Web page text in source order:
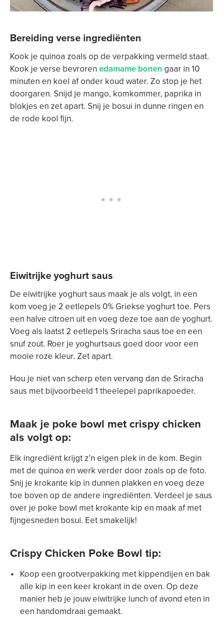
Bereiding verse ingrediënten
Kook je quinoa zoals op de verpakking vermeld staat.
Kook je verse bevroren edamame bonen gaar in 10
minuten en koel af onder koud water. Zo stop je het
doorgaren. Snijd je mango, komkommer, paprika in
blokjes en zet apart. Snij je bosui in dunne ringen en
de rode kool fijn.
Eiwitrijke yoghurt saus
De eiwitrijke yoghurt saus maak je als volgt, in een
kom voeg je 2 eetlepels 0% Griekse yoghurt toe. Pers
een halve citroen uit en voeg deze toe aan de yoghurt.
Voeg als laatst 2 eetlepels Sriracha saus toe en een
snuf zout. Roer je yoghurtsaus goed door voor een
mooie roze kleur. Zet apart.
Hou je niet van scherp eten vervang dan de Sriracha
saus met bijvoorbeeld 1 theelepel paprikapoeder.
Maak je poke bowl met crispy chicken
als volgt op:
Elk ingrediënt krijgt z’n eigen plek in de kom. Begin
met de quinoa en werk verder door zoals op de foto.
Snij je krokante kip in dunnen plakken en voeg deze
toe boven op de andere ingrediënten. Verdeel je saus
over je poke bowl met krokante kip en maak af met
fijngesneden bosui. Eet smakelijk!
Crispy Chicken Poke Bowl tip:
Koop een grootverpakking met kippendijen en bak
alle kip in een keer krokant in de oven. Op deze
manier heb je jouw eiwitrijke lunch of avond eten in
een handomdraai gemaakt.